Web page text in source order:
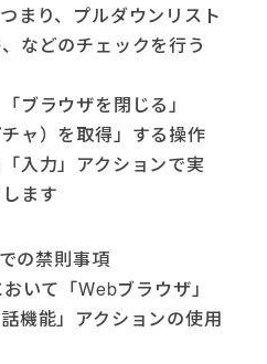
まり、プルダウンリスト
などのチェックを行う
ブラウザを閉じる」
ャ）を取得」する操作
入力」アクションで実
ます
の禁則事項
いて「Webブラウザ」
機能」アクションの使用